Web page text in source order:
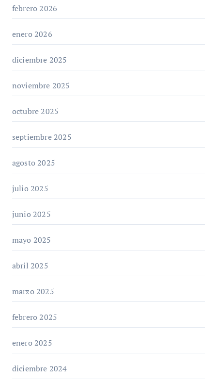
febrero 2026
enero 2026
diciembre 2025
noviembre 2025
octubre 2025
septiembre 2025
agosto 2025
julio 2025
junio 2025
mayo 2025
abril 2025
marzo 2025
febrero 2025
enero 2025
diciembre 2024